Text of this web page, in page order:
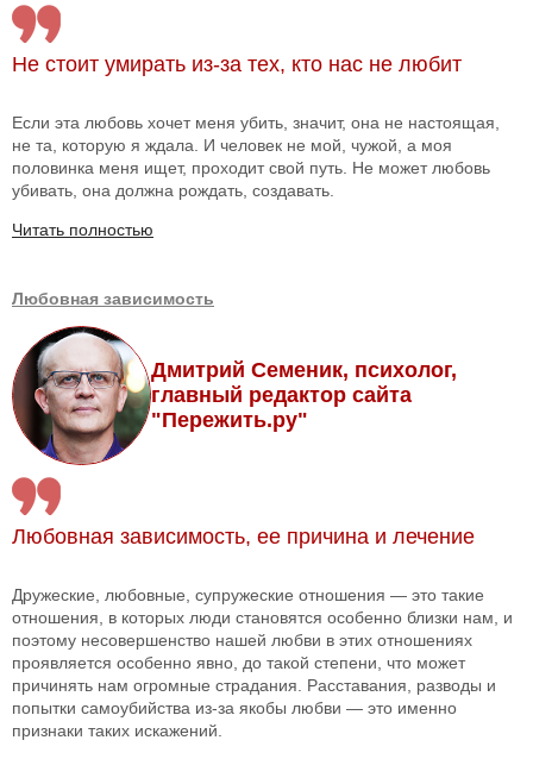
Не стоит умирать из-за тех, кто нас не любит
Если эта любовь хочет меня убить, значит, она не настоящая,
не та, которую я ждала. И человек не мой, чужой, а моя
половинка меня ищет, проходит свой путь. Не может любовь
убивать, она должна рождать, создавать.
Читать полностью
Любовная зависимость
Дмитрий Семеник, психолог,
главный редактор сайта
"Пережить.ру"
Любовная зависимость, ее причина и лечение
Дружеские, любовные, супружеские отношения — это такие
отношения, в которых люди становятся особенно близки нам, и
поэтому несовершенство нашей любви в этих отношениях
проявляется особенно явно, до такой степени, что может
причинять нам огромные страдания. Расставания, разводы и
попытки самоубийства из-за якобы любви — это именно
признаки таких искажений.